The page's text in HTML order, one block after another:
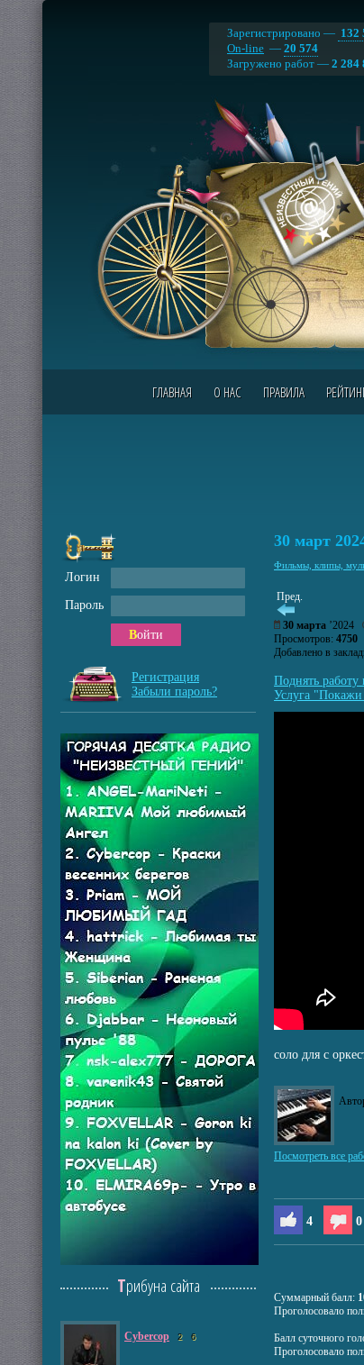
Зарегистрировано — 132
On-line — 20 574
Загружено работ — 2 284
ГЛАВНАЯ О НАС ПРАВИЛА
30 март
Фильмы, клипы,
Пред.
30 марта ’2024
Просмотров: 4750
Добавлено в
Поднять работу
Услуга "Покажи
соло для с
Посмотреть все
4 0
Суммарный балл:
Проголосовало
Балл суточного
Проголосовало
Логин
Пароль
Войти
Регистрация
Забыли пароль?
Трибуна сайта
Cybercop 2 6